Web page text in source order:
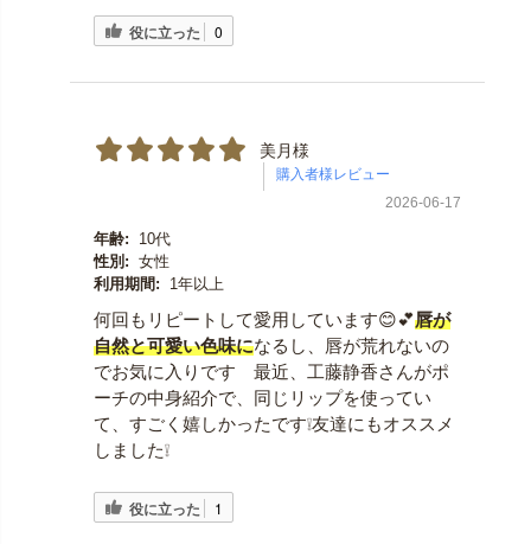
役に立った 0
美月様
2026-06-17
年齢:
10代
性別: 女性
利用期間:
1年以上
何回もリピートして愛用しています😊💕唇が
自然と可愛い色味になるし、唇が荒れないの
でお気に入りです 最近、工藤静香さんがポ
ーチの中身紹介で、同じリップを使ってい
て、すごく嬉しかったです❕友達にもオススメ
しました❕
役に立った 1